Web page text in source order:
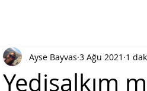
Yedisalkım
Ayse Bayvas 3 Ağu 2021 1